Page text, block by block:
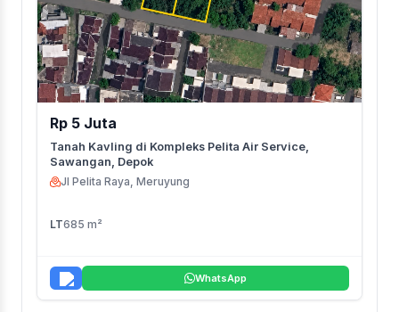
Rp 5 Juta
Tanah Kavling di Kompleks Pelita Air Service,
Sawangan, Depok
Jl Pelita Raya, Meruyung
LT685 m²
WhatsApp